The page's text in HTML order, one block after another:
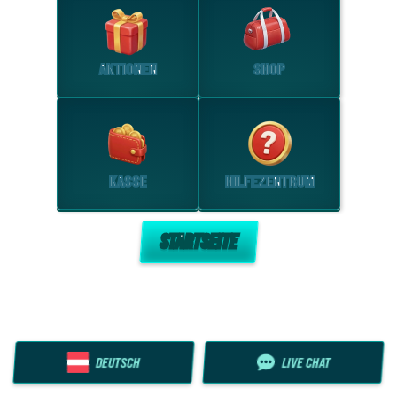
AKTIONEN SHOP
KASSE HILFEZENTRUM
STARTSEITE
DEUTSCH LIVE CHAT